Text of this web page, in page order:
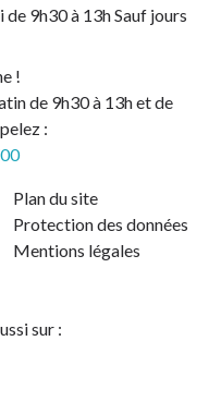
9h30 à 13h Sauf jours
!
de 9h30 à 13h et de
:
Plan du site
Protection des données
Mentions légales
sur :